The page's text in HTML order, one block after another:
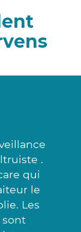
.
qui
le
Les
sont